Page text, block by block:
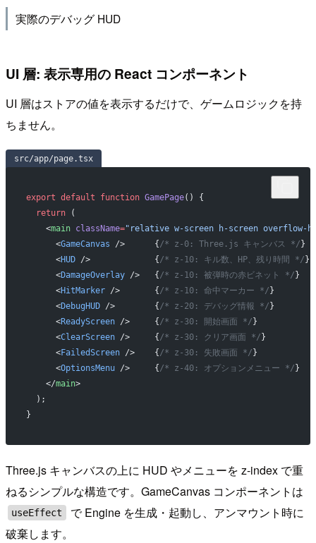
実際のデバッグ HUD
UI 層: 表示専用の React コンポーネント
UI 層はストアの値を表示するだけで、ゲームロジックを持
ちません。
src/app/page.tsx
export default function GamePage() {
  return
(
    <
main className="relative w-screen h-screen overflow-
      <
GameCanvas />      { /* z-0: Three.js キャンバス */ }
      <
HUD />             { /* z-10: キル数、HP、残り時間 */ }
      <
DamageOverlay />   { /* z-10: 被弾時の赤ビネット */ }
      <
HitMarker />       { /* z-10: 命中マーカー */ }
      <
DebugHUD />        { /* z-20: デバッグ情報 */ }
      <
ReadyScreen />     { /* z-30: 開始画面 */ }
      <
ClearScreen />     { /* z-30: クリア画面 */ }
      <
FailedScreen />    { /* z-30: 失敗画面 */ }
      <
OptionsMenu />     { /* z-40: オプションメニュー */ }
    </
main>
  );
}
Three.js キャンバスの上に HUD やメニューを z-index で重
ねるシンプルな構造です。GameCanvas コンポーネントは
useEffect
で Engine を生成・起動し、アンマウント時に
破棄します。